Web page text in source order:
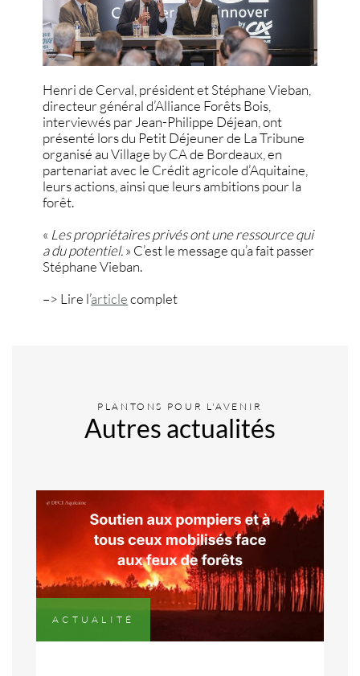
Henri de Cerval, président et Stéphane Vieban,
directeur général d’Alliance Forêts Bois,
interviewés par Jean-Philippe Déjean, ont
présenté lors du Petit Déjeuner de La Tribune
organisé au Village by CA de Bordeaux, en
partenariat avec le Crédit agricole d’Aquitaine,
leurs actions, ainsi que leurs ambitions pour la
forêt.
« Les propriétaires privés ont une ressource qui
a du potentiel.» C’est le message qu’a fait passer
Stéphane Vieban.
–> Lire l’articlecomplet
PLANTONS POUR L'AVENIR
Autres actualités
ACTUALITÉ